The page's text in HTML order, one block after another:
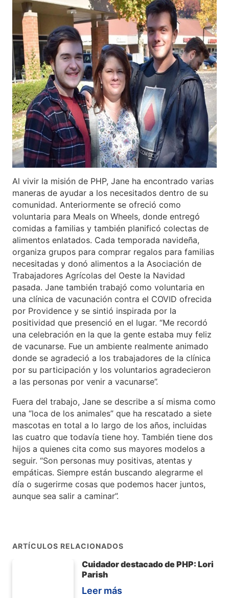
Al vivir la misión de PHP, Jane ha encontrado varias
maneras de ayudar a los necesitados dentro de su
comunidad. Anteriormente se ofreció como
voluntaria para Meals on Wheels, donde entregó
comidas a familias y también planificó colectas de
alimentos enlatados. Cada temporada navideña,
organiza grupos para comprar regalos para familias
necesitadas y donó alimentos a la Asociación de
Trabajadores Agrícolas del Oeste la Navidad
pasada. Jane también trabajó como voluntaria en
una clínica de vacunación contra el COVID ofrecida
por Providence y se sintió inspirada por la
positividad que presenció en el lugar. “Me recordó
una celebración en la que la gente estaba muy feliz
de vacunarse. Fue un ambiente realmente animado
donde se agradeció a los trabajadores de la clínica
por su participación y los voluntarios agradecieron
a las personas por venir a vacunarse”.
Fuera del trabajo, Jane se describe a sí misma como
una “loca de los animales” que ha rescatado a siete
mascotas en total a lo largo de los años, incluidas
las cuatro que todavía tiene hoy. También tiene dos
hijos a quienes cita como sus mayores modelos a
seguir. “Son personas muy positivas, atentas y
empáticas. Siempre están buscando alegrarme el
día o sugerirme cosas que podemos hacer juntos,
aunque sea salir a caminar”.
ARTÍCULOS RELACIONADOS
Cuidador destacado de PHP: Lori
Parish
Leer más